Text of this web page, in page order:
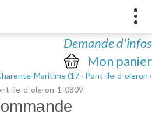
Demande d'infos
Mon panier
Maritime (17› Pont-ile-d-oleron ›
ile-d-oleron-1-0809